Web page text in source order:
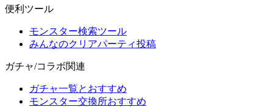
便利ツール
モンスター検索ツール
みんなのクリアパーティ投稿
ガチャ/コラボ関連
ガチャ一覧とおすすめ
モンスター交換所おすすめ